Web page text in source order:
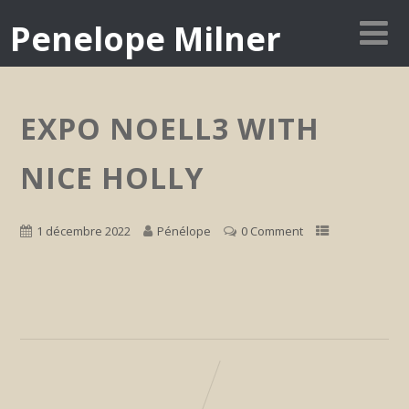
Penelope Milner
EXPO NOELL3 WITH
NICE HOLLY
1 décembre 2022 Pénélope 0 Comment